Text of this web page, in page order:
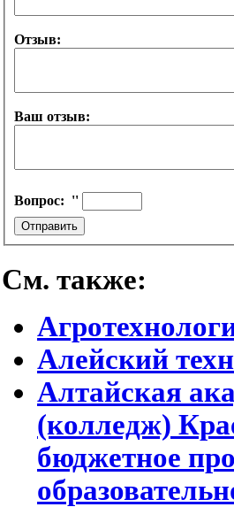
Отзыв:
Ваш отзыв:
Вопрос: ''
См. также:
Алейский
Алтайская
(колледж)
бюджетное